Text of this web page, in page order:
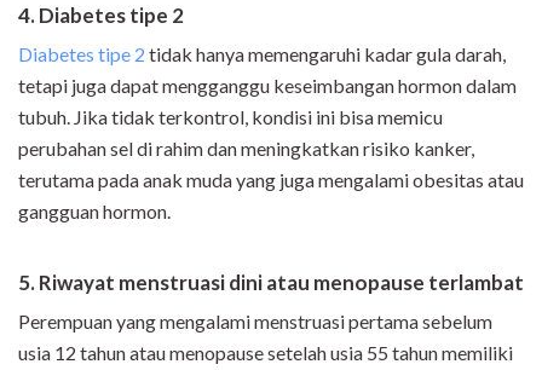
4. Diabetes tipe 2
Diabetes tipe 2 tidak hanya memengaruhi kadar gula darah,
tetapi juga dapat mengganggu keseimbangan hormon dalam
tubuh. Jika tidak terkontrol, kondisi ini bisa memicu
perubahan sel di rahim dan meningkatkan risiko kanker,
terutama pada anak muda yang juga mengalami obesitas atau
gangguan hormon.
5. Riwayat menstruasi dini atau menopause terlambat
Perempuan yang mengalami menstruasi pertama sebelum
usia 12 tahun atau menopause setelah usia 55 tahun memiliki